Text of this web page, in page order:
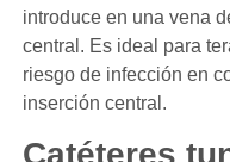
introduce en una vena
central. Es ideal para
riesgo de infección en
inserción central.